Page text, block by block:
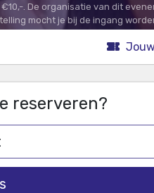
. De organisatie van dit
mocht je bij de ingang
reserveren?